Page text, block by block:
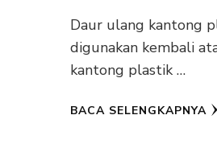
Daur ulang kantong
digunakan kembali
kantong plastik …
BACA SELENGKAPNYA